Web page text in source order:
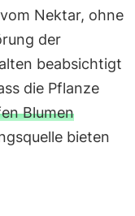
Nektar, ohne
der
beabsichtigt
die Pflanze
Blumen
bieten